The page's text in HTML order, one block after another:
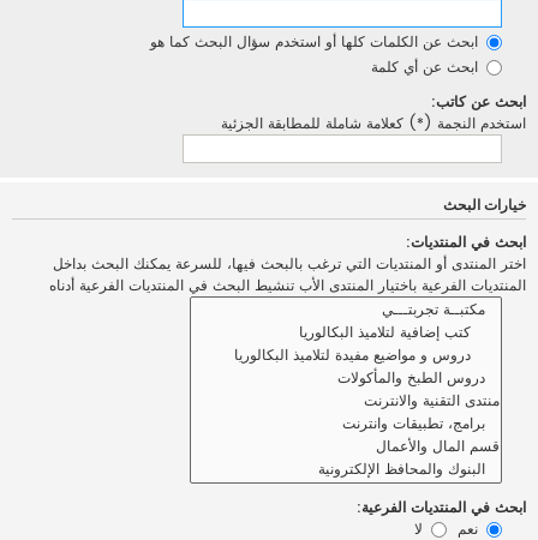
ابحث عن الكلمات كلها أو استخدم سؤال البحث كما هو
ابحث عن أي كلمة
ابحث عن كاتب:
استخدم النجمة (*) كعلامة شاملة للمطابقة الجزئية
خيارات البحث
ابحث في المنتديات:
اختر المنتدى أو المنتديات التي ترغب بالبحث فيها، للسرعة يمكنك البحث بداخل
المنتديات الفرعية باختيار المنتدى الأب تنشيط البحث في المنتديات الفرعية أدناه
ابحث في المنتديات الفرعية:
نعم
لا